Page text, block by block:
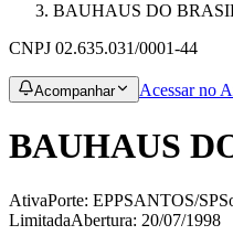
BAUHAUS DO
CNPJ 02.635.031/0001-44
Acompanhar Acessar no
BAUHAUS
AtivaPorte: EPPSANTOS/SP
LimitadaAbertura: 20/07/1998